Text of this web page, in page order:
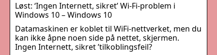
Løst: ‘Ingen Internett, sikret’ Wi-Fi-problem i
Windows 10 – Windows 10
Datamaskinen er koblet til WiFi-nettverket, men du
kan ikke åpne noen side på nettet, skjermen.
Ingen Internett, sikret ’tilkoblingsfeil?